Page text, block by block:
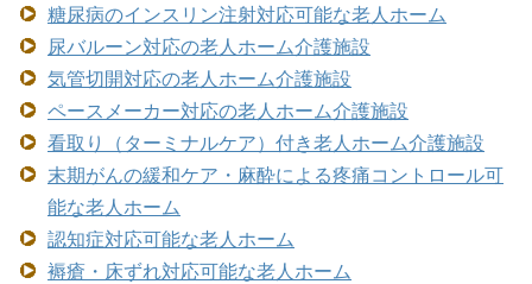
糖尿病のインスリン注射対応可能な老人ホーム
尿バルーン対応の老人ホーム介護施設
気管切開対応の老人ホーム介護施設
ペースメーカー対応の老人ホーム介護施設
看取り（ターミナルケア）付き老人ホーム介護施設
末期がんの緩和ケア・麻酔による疼痛コントロール可
能な老人ホーム
認知症対応可能な老人ホーム
褥瘡・床ずれ対応可能な老人ホーム